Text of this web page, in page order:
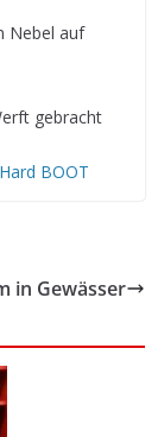
Nebel auf
gebracht
Hard BOOT
in Gewässer